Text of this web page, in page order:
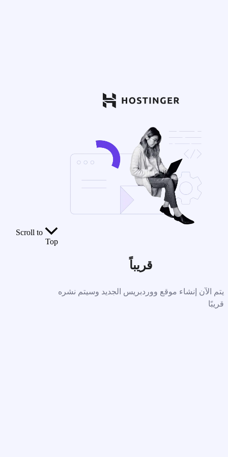
قريباً
يتم الآن إنشاء موقع ووردبريس الجديد وسيتم نشره
قريبًا
Scroll to
Top